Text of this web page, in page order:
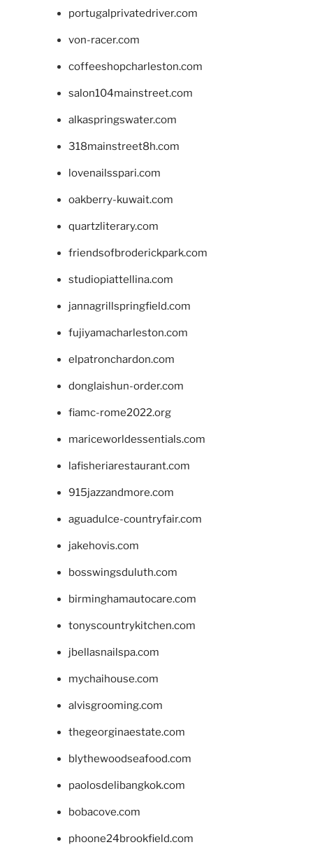
portugalprivatedriver.com
von-racer.com
coffeeshopcharleston.com
salon104mainstreet.com
alkaspringswater.com
318mainstreet8h.com
lovenailsspari.com
oakberry-kuwait.com
quartzliterary.com
friendsofbroderickpark.com
studiopiattellina.com
jannagrillspringfield.com
fujiyamacharleston.com
elpatronchardon.com
donglaishun-order.com
fiamc-rome2022.org
mariceworldessentials.com
lafisheriarestaurant.com
915jazzandmore.com
aguadulce-countryfair.com
jakehovis.com
bosswingsduluth.com
birminghamautocare.com
tonyscountrykitchen.com
jbellasnailspa.com
mychaihouse.com
alvisgrooming.com
thegeorginaestate.com
blythewoodseafood.com
paolosdelibangkok.com
bobacove.com
phoone24brookfield.com